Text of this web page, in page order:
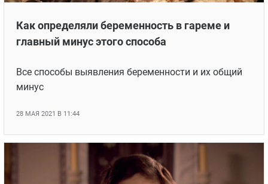
Как определяли беременность в гареме и
главный минус этого способа
Все способы выявления беременности и их общий
минус
28 МАЯ 2021 В 11:44